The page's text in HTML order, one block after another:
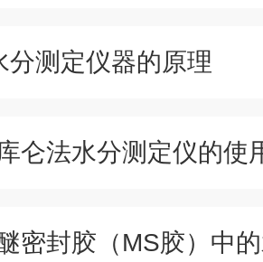
分测定仪器的原理
仑法水分测定仪的使